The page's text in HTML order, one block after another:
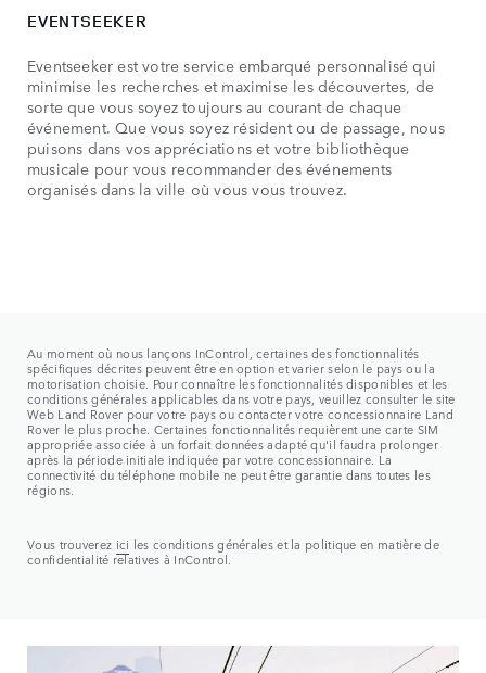
EVENTSEEKER
Eventseeker est votre service embarqué personnalisé qui
minimise les recherches et maximise les découvertes, de
sorte que vous soyez toujours au courant de chaque
événement. Que vous soyez résident ou de passage, nous
puisons dans vos appréciations et votre bibliothèque
musicale pour vous recommander des événements
organisés dans la ville où vous vous trouvez.
Au moment où nous lançons InControl, certaines des fonctionnalités
spécifiques décrites peuvent être en option et varier selon le pays ou la
motorisation choisie. Pour connaître les fonctionnalités disponibles et les
conditions générales applicables dans votre pays, veuillez consulter le site
Web Land Rover pour votre pays ou contacter votre concessionnaire Land
Rover le plus proche. Certaines fonctionnalités requièrent une carte SIM
appropriée associée à un forfait données adapté qu'il faudra prolonger
après la période initiale indiquée par votre concessionnaire. La
connectivité du téléphone mobile ne peut être garantie dans toutes les
régions.
Vous trouverez ici les conditions générales et la politique en matière de
confidentialité relatives à InControl.